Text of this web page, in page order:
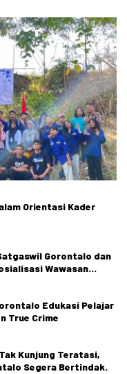
Orientasi Kader
Gorontalo dan
Wawasan
Edukasi Pelajar
True Crime
Kunjung Teratasi,
Segera Bertindak.